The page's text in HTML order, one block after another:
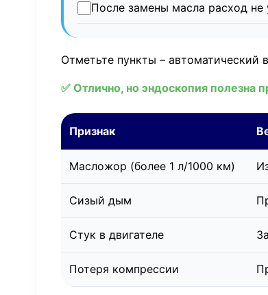
После замены масла расход
Отметьте пункты – автоматический
✅ Отлично, но эндоскопия полезна
Признак
Масложор (более 1 л/1000 км)
Сизый дым
Стук в двигателе
Потеря компрессии